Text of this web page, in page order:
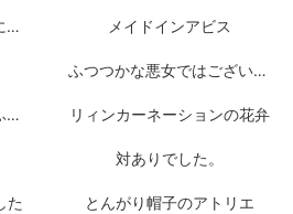
片田舎のおっさん、剣聖になる メイドインアビス
ふつつかな悪女ではございますが
スーパーの裏でヤニ吸うふたり リィンカーネーションの花弁
対ありでした。
た とんがり帽子のアトリエ